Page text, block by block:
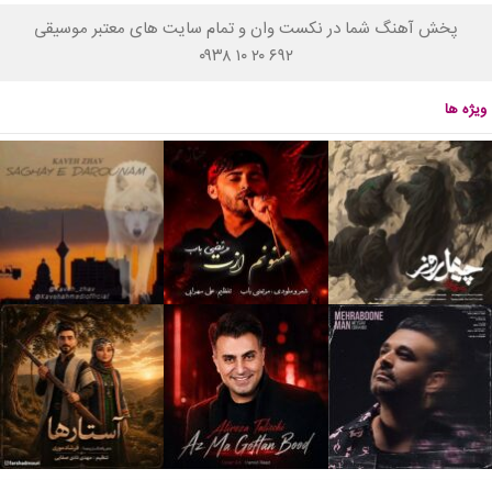
پخش آهنگ شما در نکست وان و تمام سایت های معتبر موسیقی
۰۹۳۸ ۱۰ ۲۰ ۶۹۲
ویژه ها